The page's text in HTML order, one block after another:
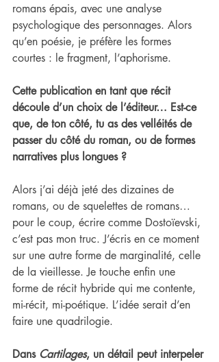
romans épais, avec une analyse
psychologique des personnages. Alors
qu’en poésie, je préfère les formes
courtes : le fragment, l’aphorisme.
Cette publication en tant que récit
découle d’un choix de l’éditeur… Est-ce
que, de ton côté, tu as des velléités de
passer du côté du roman, ou de formes
narratives plus longues ?
Alors j’ai déjà jeté des dizaines de
romans, ou de squelettes de romans…
pour le coup, écrire comme Dostoïevski,
c’est pas mon truc. J’écris en ce moment
sur une autre forme de marginalité, celle
de la vieillesse. Je touche enfin une
forme de récit hybride qui me contente,
mi-récit, mi-poétique. L’idée serait d’en
faire une quadrilogie.
Dans Cartilages, un détail peut interpeler